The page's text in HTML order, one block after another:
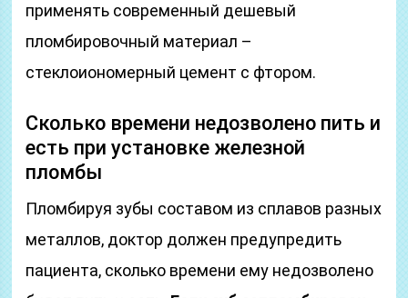
применять современный дешевый
пломбировочный материал –
стеклоиономерный цемент с фтором.
Сколько времени недозволено пить и
есть при установке железной
пломбы
Пломбируя зубы составом из сплавов разных
металлов, доктор должен предупредить
пациента, сколько времени ему недозволено